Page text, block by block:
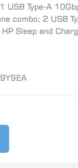
Type-A
combo; 2 USB
Sleep and